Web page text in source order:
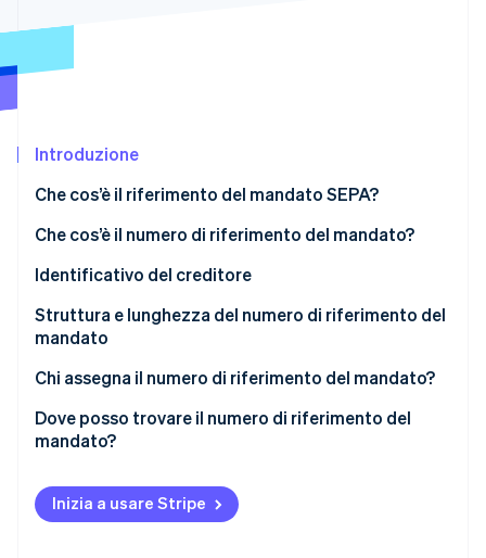
Prevenzione delle frodi
Climate
Identity
Verifica online dell'identità
Scopri come Stripe sta costruendo l'infrastruttura
Guarda ora
Introduzione
Che cos’è il riferimento del mandato SEPA?
Che cos’è il numero di riferimento del mandato?
Identificativo del creditore
Struttura e lunghezza del numero di riferimento del
mandato
Chi assegna il numero di riferimento del mandato?
Dove posso trovare il numero di riferimento del
mandato?
Inizia a usare Stripe